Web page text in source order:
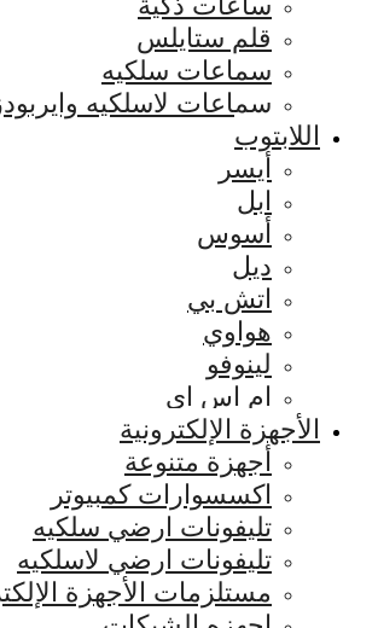
قلم ستايلس
سماعات سلكيه
سماعات لاسلكيه
اللابتوب
أيسر
ابل
أسوس
ديل
اتش بي
هواوي
لينوفو
ام اس اي
الأجهزة الإلكترونية
أجهزة متنوعة
اكسسوارات كمبيوتر
تليفونات ارضي سلكيه
تليفونات ارضي لاسلكيه
مستلزمات الأجهزة